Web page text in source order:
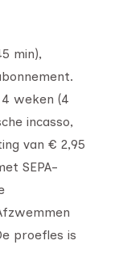
min),
weken (4
incasso,
van € 2,95
SEPA-
proefles is